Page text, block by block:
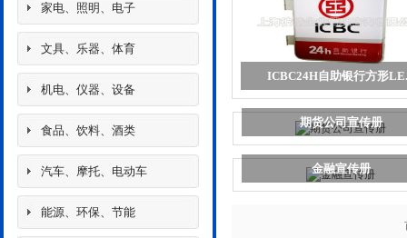
家电、照明、电子
文具、乐器、体育
机电、仪器、设备
食品、饮料、酒类
汽车、摩托、电动车
能源、环保、节能
ICBC24H自助银行方形
期货公司宣传册
金融宣传册